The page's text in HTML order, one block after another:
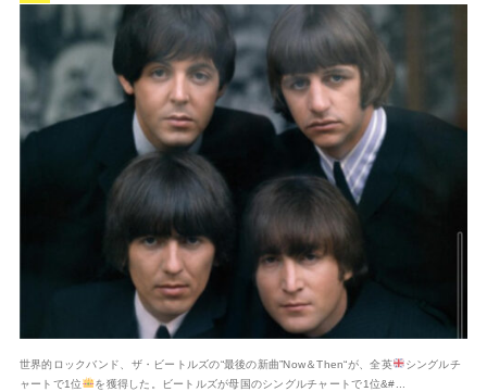
世界的ロックバンド、ザ・ビートルズの“最後の新曲”Now＆Then“が、全英
シングルチ
ャートで1位
を獲得した。ビートルズが母国のシングルチャートで1位&#...